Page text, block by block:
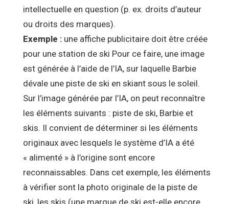
intellectuelle en question (p. ex. droits d’auteur
ou droits des marques).
Exemple : une affiche publicitaire doit être créée
pour une station de ski Pour ce faire, une image
est générée à l’aide de l’IA, sur laquelle Barbie
dévale une piste de ski en skiant sous le soleil.
Sur l’image générée par l’IA, on peut reconnaître
les éléments suivants : piste de ski, Barbie et
skis. Il convient de déterminer si les éléments
originaux avec lesquels le système d’IA a été
« alimenté » à l’origine sont encore
reconnaissables. Dans cet exemple, les éléments
à vérifier sont la photo originale de la piste de
ski, les skis (une marque de ski est-elle encore